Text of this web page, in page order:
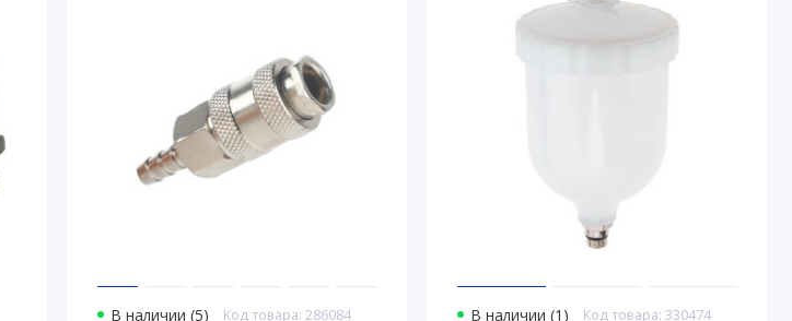
В наличии (5) Код товара: 286084 В наличии (1) Код товара: 330474